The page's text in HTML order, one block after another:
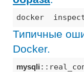
docker
Типичные
Docker.
mysqli